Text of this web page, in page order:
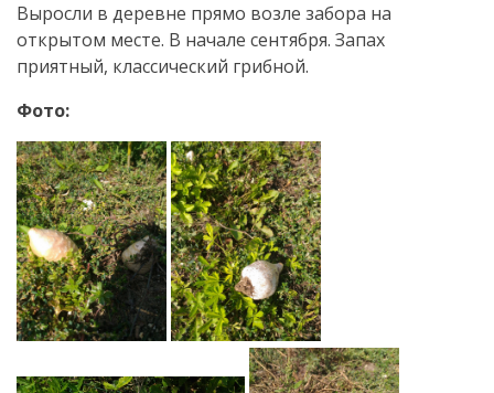
Выросли в деревне прямо возле забора на
открытом месте. В начале сентября. Запах
приятный, классический грибной.
Фото: